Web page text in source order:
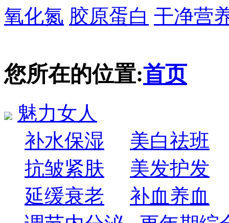
氧化氮 胶原蛋白 干净营
您所在的位置:首页
魅力女人
补水保湿
美白祛班
抗皱紧肤
美发护发
延缓衰老
补血养血